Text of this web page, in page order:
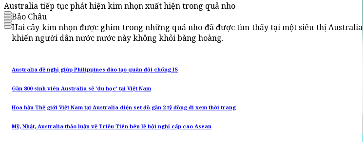
Australia tiếp tục phát hiện kim nhọn xuất hiện trong quả nho
Bảo Châu
Hai cây kim nhọn được ghim trong những quả nho đã được tìm thấy tại một siêu thị Australia
khiến người dân nước nước này không khỏi bàng hoàng.
Australia đề nghị giúp Philippines đào tạo quân đội chống IS
Gần 800 sinh viên Australia sẽ 'du học' tại Việt Nam
Hoa hậu Thế giới Việt Nam tại Australia diện set đồ gần 2 tỷ đồng đi xem thời trang
Mỹ, Nhật, Australia thảo luận về Triều Tiên bên lề hội nghị cấp cao Asean